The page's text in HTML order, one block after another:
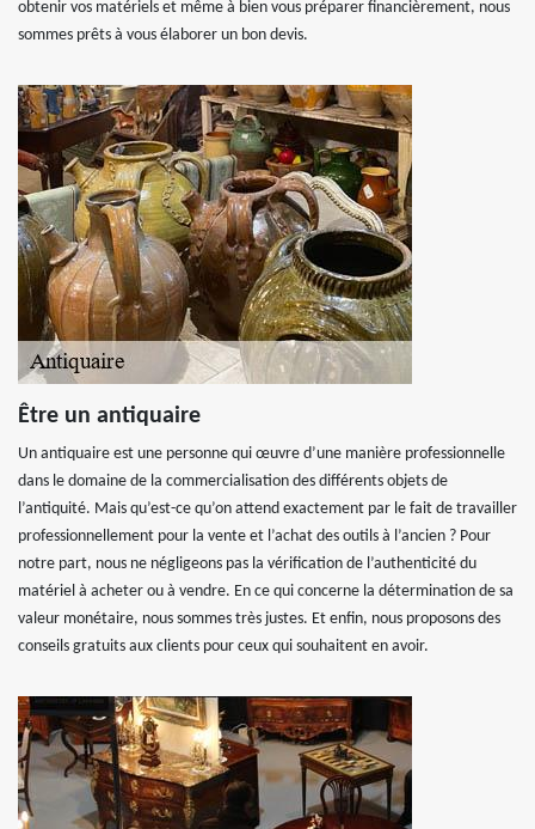
obtenir vos matériels et même à bien vous préparer financièrement, nous
sommes prêts à vous élaborer un bon devis.
Être un antiquaire
Un antiquaire est une personne qui œuvre d’une manière professionnelle
dans le domaine de la commercialisation des différents objets de
l’antiquité. Mais qu’est-ce qu’on attend exactement par le fait de travailler
professionnellement pour la vente et l’achat des outils à l’ancien ? Pour
notre part, nous ne négligeons pas la vérification de l’authenticité du
matériel à acheter ou à vendre. En ce qui concerne la détermination de sa
valeur monétaire, nous sommes très justes. Et enfin, nous proposons des
conseils gratuits aux clients pour ceux qui souhaitent en avoir.